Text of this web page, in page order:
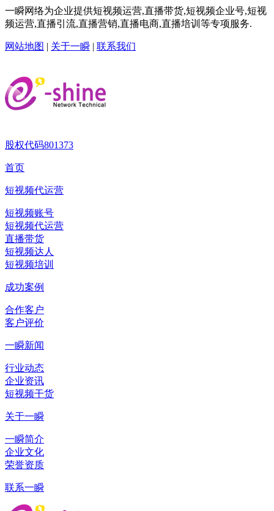
一瞬网络为企业提供短视频运营,直播带货,短视频企业号,短视
频运营,直播引流,直播营销,直播电商,直播培训等专项服务.
网站地图 | 关于一瞬 | 联系我们
股权代码801373
首页
短视频代运营
短视频账号
短视频代运营
直播带货
短视频达人
短视频培训
成功案例
合作客户
客户评价
一瞬新闻
行业动态
企业资讯
短视频干货
关于一瞬
一瞬简介
企业文化
荣誉资质
联系一瞬